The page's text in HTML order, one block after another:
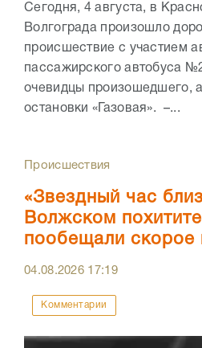
Сегодня, 4 августа, в
Волгограда произошло
происшествие с участием
пассажирского автобуса
очевидцы произошедшего,
остановки «Газовая». –...
Происшествия
«Звездный час
Волжском
пообещали скорое
04.08.2026 17:19
Комментарии